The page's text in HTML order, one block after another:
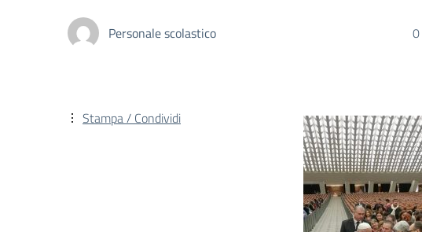
Personale scolastico 0
Stampa / Condividi